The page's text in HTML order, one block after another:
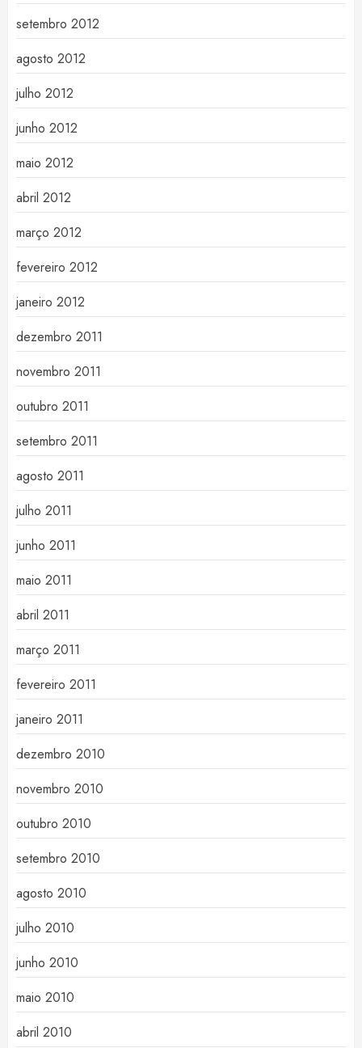
setembro 2012
agosto 2012
julho 2012
junho 2012
maio 2012
abril 2012
março 2012
fevereiro 2012
janeiro 2012
dezembro 2011
novembro 2011
outubro 2011
setembro 2011
agosto 2011
julho 2011
junho 2011
maio 2011
abril 2011
março 2011
fevereiro 2011
janeiro 2011
dezembro 2010
novembro 2010
outubro 2010
setembro 2010
agosto 2010
julho 2010
junho 2010
maio 2010
abril 2010